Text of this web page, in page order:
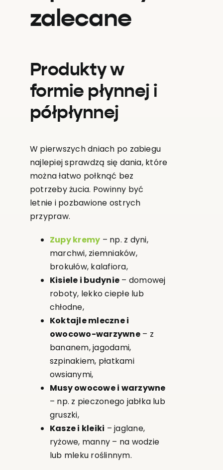
zalecane
Produkty w
formie płynnej i
półpłynnej
W pierwszych dniach po zabiegu
najlepiej sprawdzą się dania, które
można łatwo połknąć bez
potrzeby żucia. Powinny być
letnie i pozbawione ostrych
przypraw.
Zupy kremy – np. z dyni,
marchwi, ziemniaków,
brokułów, kalafiora,
Kisiele i budynie – domowej
roboty, lekko ciepłe lub
chłodne,
Koktajle mleczne i
owocowo-warzywne– z
bananem, jagodami,
szpinakiem, płatkami
owsianymi,
Musy owocowe i warzywne
– np. z pieczonego jabłka lub
gruszki,
Kasze i kleiki – jaglane,
ryżowe, manny – na wodzie
lub mleku roślinnym.